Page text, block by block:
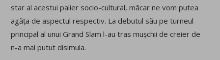
star al acestui palier socio-cultural, măcar ne vom putea
agăța de aspectul respectiv. La debutul său pe turneul
principal al unui Grand Slam l-au tras mușchii de creier de
n-a mai putut disimula.